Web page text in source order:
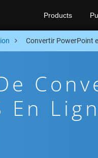
Products
Convertir PowerPoint
En